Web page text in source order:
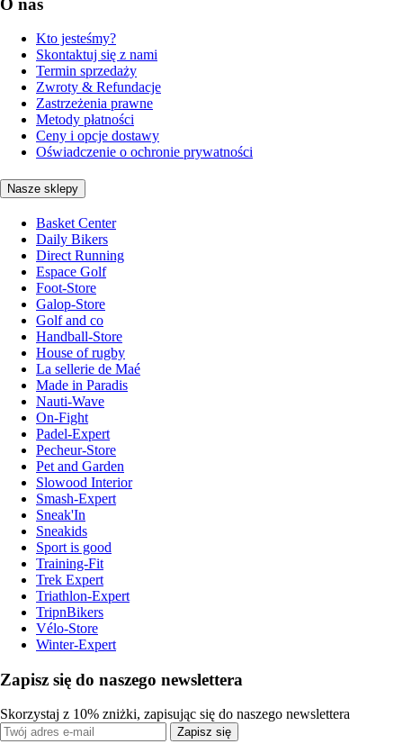
Kto jesteśmy?
Skontaktuj się z nami
Termin sprzedaży
Zwroty & Refundacje
Zastrzeżenia prawne
Metody płatności
Ceny i opcje dostawy
Oświadczenie o ochronie prywatności
Nasze sklepy
Basket Center
Daily Bikers
Direct Running
Espace Golf
Foot-Store
Galop-Store
Golf and co
Handball-Store
House of rugby
La sellerie de Maé
Made in Paradis
Nauti-Wave
On-Fight
Padel-Expert
Pecheur-Store
Pet and Garden
Slowood Interior
Smash-Expert
Sneak'In
Sneakids
Sport is good
Training-Fit
Trek Expert
Triathlon-Expert
TripnBikers
Vélo-Store
Winter-Expert
Zapisz się do naszego newslettera
Skorzystaj z 10% zniżki, zapisując się do naszego newslettera
Zapisz się